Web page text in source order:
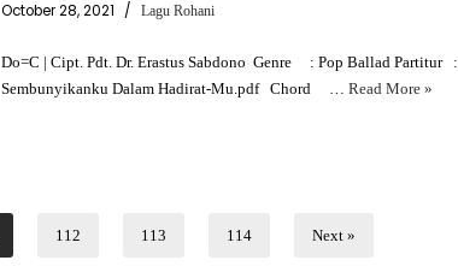
October 28, 2021 Lagu Rohani
Do=C | Cipt. Pdt. Dr. Erastus Sabdono Genre : Pop Ballad Partitur :
Sembunyikanku Dalam Hadirat-Mu.pdf Chord … Read More »
112 113 114 Next »